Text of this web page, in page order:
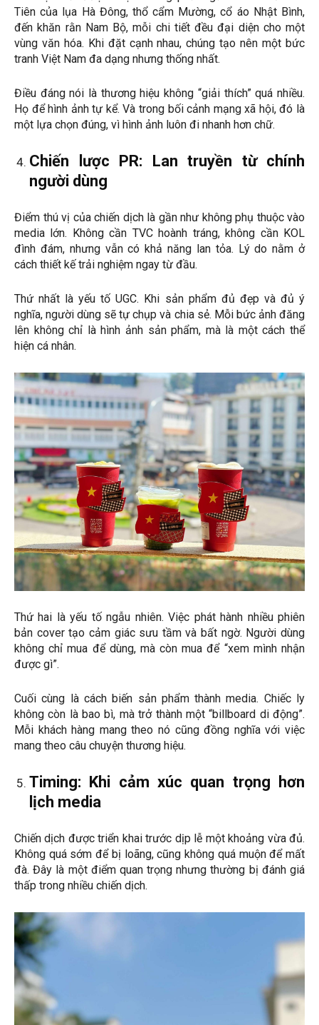
Tiên của lụa Hà Đông, thổ cẩm Mường, cổ áo Nhật Bình,
đến khăn rằn Nam Bộ, mỗi chi tiết đều đại diện cho một
vùng văn hóa. Khi đặt cạnh nhau, chúng tạo nên một bức
tranh Việt Nam đa dạng nhưng thống nhất.
Điều đáng nói là thương hiệu không “giải thích” quá nhiều.
Họ để hình ảnh tự kể. Và trong bối cảnh mạng xã hội, đó là
một lựa chọn đúng, vì hình ảnh luôn đi nhanh hơn chữ.
Chiến lược PR: Lan truyền từ chính
người dùng
Điểm thú vị của chiến dịch là gần như không phụ thuộc vào
media lớn. Không cần TVC hoành tráng, không cần KOL
đình đám, nhưng vẫn có khả năng lan tỏa. Lý do nằm ở
cách thiết kế trải nghiệm ngay từ đầu.
Thứ nhất là yếu tố UGC. Khi sản phẩm đủ đẹp và đủ ý
nghĩa, người dùng sẽ tự chụp và chia sẻ. Mỗi bức ảnh đăng
lên không chỉ là hình ảnh sản phẩm, mà là một cách thể
hiện cá nhân.
Thứ hai là yếu tố ngẫu nhiên. Việc phát hành nhiều phiên
bản cover tạo cảm giác sưu tầm và bất ngờ. Người dùng
không chỉ mua để dùng, mà còn mua để “xem mình nhận
được gì”.
Cuối cùng là cách biến sản phẩm thành media. Chiếc ly
không còn là bao bì, mà trở thành một “billboard di động”.
Mỗi khách hàng mang theo nó cũng đồng nghĩa với việc
mang theo câu chuyện thương hiệu.
Timing: Khi cảm xúc quan trọng hơn
lịch media
Chiến dịch được triển khai trước dịp lễ một khoảng vừa đủ.
Không quá sớm để bị loãng, cũng không quá muộn để mất
đà. Đây là một điểm quan trọng nhưng thường bị đánh giá
thấp trong nhiều chiến dịch.